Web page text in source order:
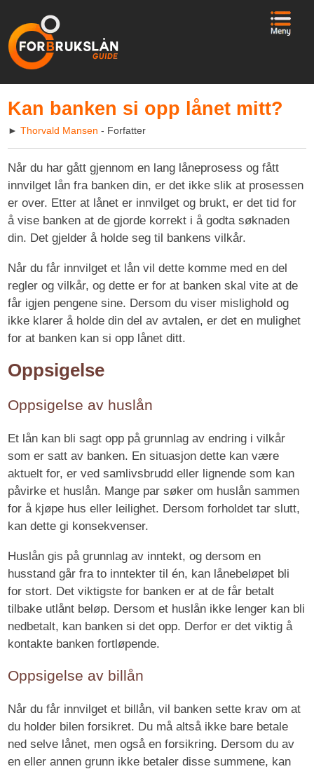
Kan banken si opp lånet mitt?
►Thorvald Mansen - Forfatter
Når du har gått gjennom en lang låneprosess og fått
innvilget lån fra banken din, er det ikke slik at prosessen
er over. Etter at lånet er innvilget og brukt, er det tid for
å vise banken at de gjorde korrekt i å godta søknaden
din. Det gjelder å holde seg til bankens vilkår.
Når du får innvilget et lån vil dette komme med en del
regler og vilkår, og dette er for at banken skal vite at de
får igjen pengene sine. Dersom du viser mislighold og
ikke klarer å holde din del av avtalen, er det en mulighet
for at banken kan si opp lånet ditt.
Oppsigelse
Oppsigelse av huslån
Et lån kan bli sagt opp på grunnlag av endring i vilkår
som er satt av banken. En situasjon dette kan være
aktuelt for, er ved samlivsbrudd eller lignende som kan
påvirke et huslån. Mange par søker om huslån sammen
for å kjøpe hus eller leilighet. Dersom forholdet tar slutt,
kan dette gi konsekvenser.
Huslån gis på grunnlag av inntekt, og dersom en
husstand går fra to inntekter til én, kan lånebeløpet bli
for stort. Det viktigste for banken er at de får betalt
tilbake utlånt beløp. Dersom et huslån ikke lenger kan bli
nedbetalt, kan banken si det opp. Derfor er det viktig å
kontakte banken fortløpende.
Oppsigelse av billån
Når du får innvilget et billån, vil banken sette krav om at
du holder bilen forsikret. Du må altså ikke bare betale
ned selve lånet, men også en forsikring. Dersom du av
en eller annen grunn ikke betaler disse summene, kan